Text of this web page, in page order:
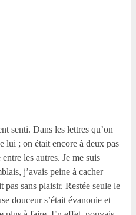
senti. Dans les lettres qu’on
lui ; on était encore à deux pas
les autres. Je me suis
j’avais peine à cacher
pas sans plaisir. Restée seule le
douceur s’était évanouie et